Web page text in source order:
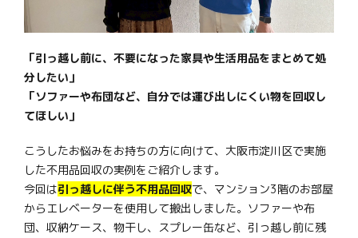
「引っ越し前に、不要になった家具や生活用品をまとめて処
分したい」
「ソファーや布団など、自分では運び出しにくい物を回収し
てほしい」
こうしたお悩みをお持ちの方に向けて、大阪市淀川区で実施
した不用品回収の実例をご紹介します。
今回は引っ越しに伴う不用品回収で、マンション3階のお部屋
からエレベーターを使用して搬出しました。ソファーや布
団、収納ケース、物干し、スプレー缶など、引っ越し前に残